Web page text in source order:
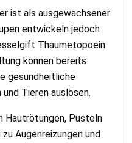
ist als ausgewachsener
entwickeln jedoch
Thaumetopoein
können bereits
gesundheitliche
Tieren auslösen.
Hautrötungen, Pusteln
Augenreizungen und